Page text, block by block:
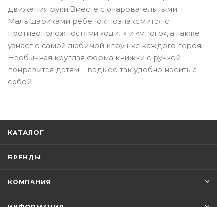
движения руки.Вместе с очаровательными
Малышариками ребенок познакомится с
противоположностями «один» и «много», а также
узнает о самой любимой игрушке каждого героя.
Необычная круглая форма книжки с ручкой
понравится детям – ведь ее так удобно носить с
собой!
КАТАЛОГ
БРЕНДЫ
КОМПАНИЯ